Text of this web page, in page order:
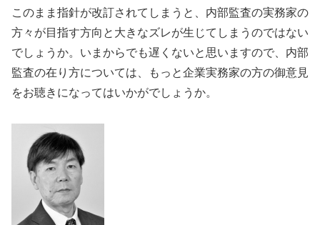
このまま指針が改訂されてしまうと、内部監査の実務家の
方々が目指す方向と大きなズレが生じてしまうのではない
でしょうか。いまからでも遅くないと思いますので、内部
監査の在り方については、もっと企業実務家の方の御意見
をお聴きになってはいかがでしょうか。